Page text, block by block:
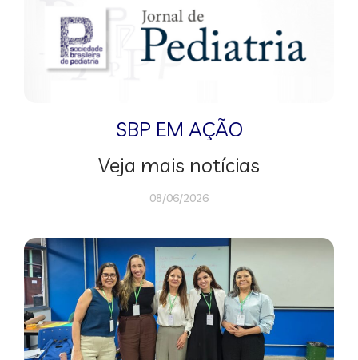
SBP EM AÇÃO
Veja mais notícias
08/06/2026